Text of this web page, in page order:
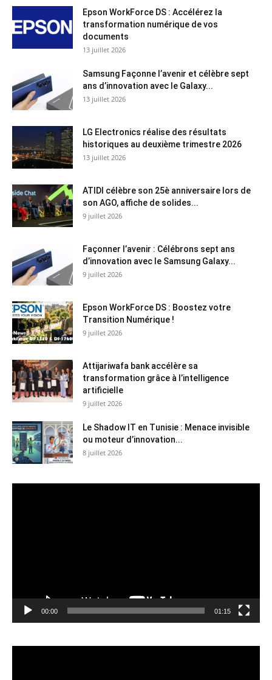
Epson WorkForce DS : Accélérez la
transformation numérique de vos
documents
13 juillet 2026
Samsung Façonne l’avenir et célèbre sept
ans d’innovation avec le Galaxy...
13 juillet 2026
LG Electronics réalise des résultats
historiques au deuxième trimestre 2026
13 juillet 2026
ATIDI célèbre son 25è anniversaire lors de
son AGO, affiche de solides...
9 juillet 2026
Façonner l’avenir : Célébrons sept ans
d’innovation avec le Samsung Galaxy...
9 juillet 2026
Epson WorkForce DS : Boostez votre
Transition Numérique !
9 juillet 2026
Attijariwafa bank accélère sa
transformation grâce à l’intelligence
artificielle
9 juillet 2026
Le Shadow IT en Tunisie : Menace invisible
ou moteur d’innovation...
8 juillet 2026
00:00 01:15